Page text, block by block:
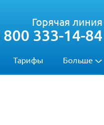
Тарифы Больше
Горячая линия
800 333-14-84